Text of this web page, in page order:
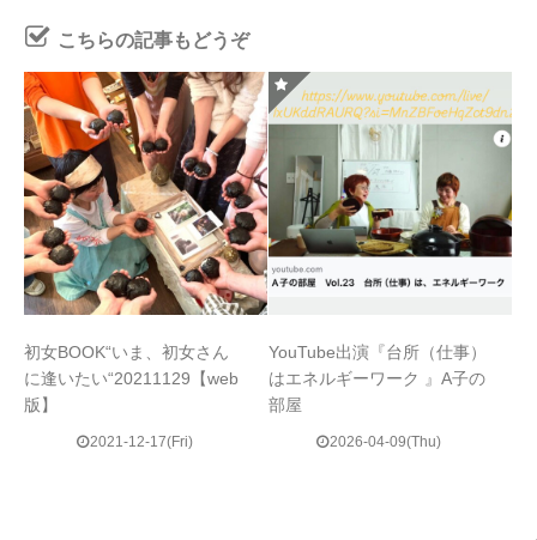
こちらの記事もどうぞ
初女BOOK“いま、初女さん
に逢いたい“20211129【web
版】
2021-12-17(Fri)
YouTube出演『台所（仕事）
はエネルギーワーク 』A子の
部屋
2026-04-09(Thu)